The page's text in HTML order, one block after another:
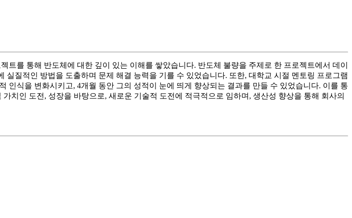
를 통해 반도체에 대한 깊이 있는 이해를 쌓았습니다. 반도체 불량을 주제로 한 프로젝트에서 데이
질적인 방법을 도출하며 문제 해결 능력을 기를 수 있었습니다. 또한, 대학교 시절 멘토링 프로그램
식을 변화시키고, 4개월 동안 그의 성적이 눈에 띄게 향상되는 결과를 만들 수 있었습니다. 이를 통
치인 도전, 성장을 바탕으로, 새로운 기술적 도전에 적극적으로 임하며, 생산성 향상을 통해 회사의